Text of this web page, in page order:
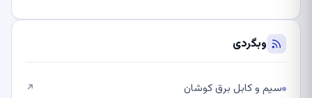
وبگردی
سیم و کابل برق کوشان ↗